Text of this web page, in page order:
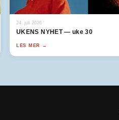
24. juli 2026
UKENS NYHET — uke 30
LES MER →